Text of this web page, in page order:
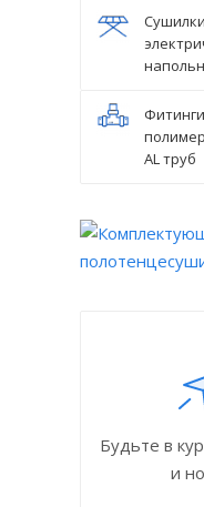
Сушилки
AL труб
Будьте в
и